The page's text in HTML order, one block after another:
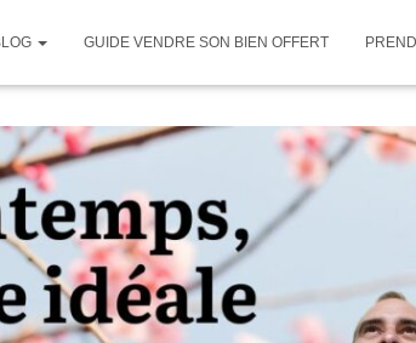
GUIDE VENDRE SON BIEN OFFERT